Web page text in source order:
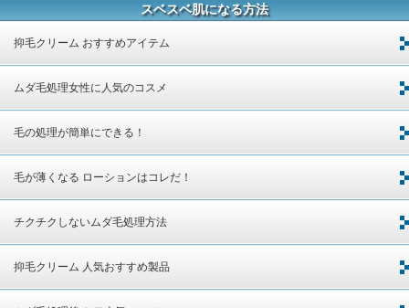
スベスベ肌になる方法
抑毛クリーム おすすめアイテム
ムダ毛処理女性に人気のコスメ
毛の処理が簡単にできる！
毛が薄くなる ローションはコレだ！
チクチクしないムダ毛処理方法
抑毛クリーム 人気おすすめ製品